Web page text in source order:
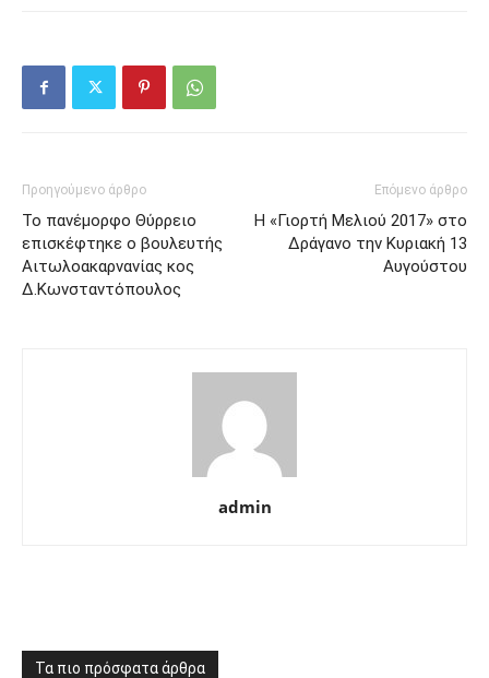
Προηγούμενο άρθρο
Το πανέμορφο Θύρρειο
επισκέφτηκε ο βουλευτής
Αιτωλοακαρνανίας κος
Δ.Κωνσταντόπουλος
Επόμενο άρθρο
Η «Γιορτή Μελιού 2017» στο
Δράγανο την Κυριακή 13
Αυγούστου
admin
Τα πιο πρόσφατα άρθρα